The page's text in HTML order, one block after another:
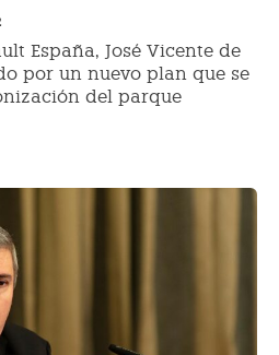
España, José Vicente de
por un nuevo plan que se
del parque